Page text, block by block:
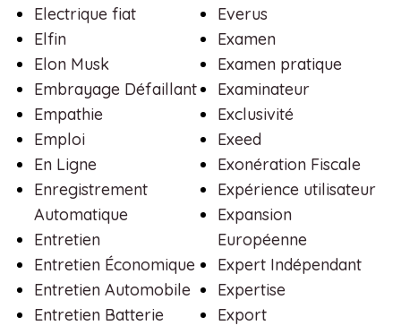
Electrique fiat
Elfin
Elon Musk
Embrayage Défaillant
Empathie
Emploi
En Ligne
Enregistrement
Automatique
Entretien
Entretien Économique
Entretien Automobile
Entretien Batterie
Everus
Examen
Examen pratique
Examinateur
Exclusivité
Exeed
Exonération Fiscale
Expérience utilisateur
Expansion
Européenne
Expert Indépendant
Expertise
Export